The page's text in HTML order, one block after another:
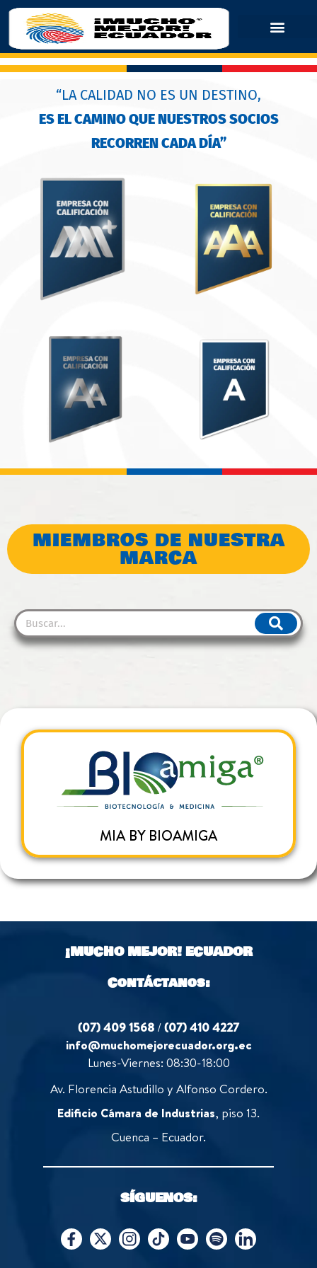
“LA CALIDAD NO ES UN DESTINO,
ES EL CAMINO QUE NUESTROS SOCIOS
RECORREN CADA DÍA”
MIEMBROS DE NUESTRA
MARCA
MIA BY BIOAMIGA
¡MUCHO MEJOR!ECUADOR
Contáctanos:
(07) 409 1568 /(07) 410 4227
info@muchomejorecuador.org.ec
Lunes-Viernes: 08:30-18:00
Av. Florencia Astudillo y Alfonso Cordero.
Edificio Cámara de Industrias, piso 13.
Cuenca – Ecuador.
SÍGUENOS: